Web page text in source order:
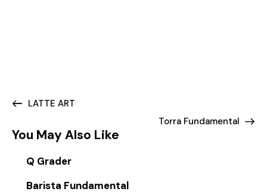
LATTE ART
Torra Fundamental
You May Also Like
Q Grader
Barista Fundamental